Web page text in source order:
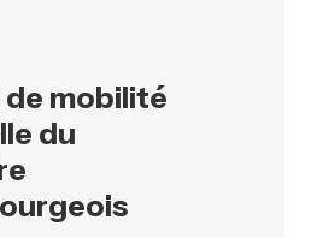
de mobilité
du